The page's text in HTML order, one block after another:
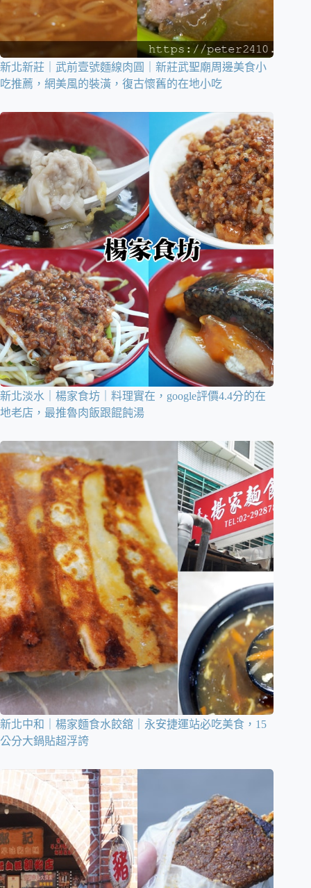
新北新莊｜武前壹號麵線肉圓｜新莊武聖廟周邊美食小
吃推薦，網美風的裝潢，復古懷舊的在地小吃
新北淡水｜楊家食坊｜料理實在，google評價4.4分的在
地老店，最推魯肉飯跟餛飩湯
新北中和｜楊家麵食水餃舘｜永安捷運站必吃美食，15
公分大鍋貼超浮誇